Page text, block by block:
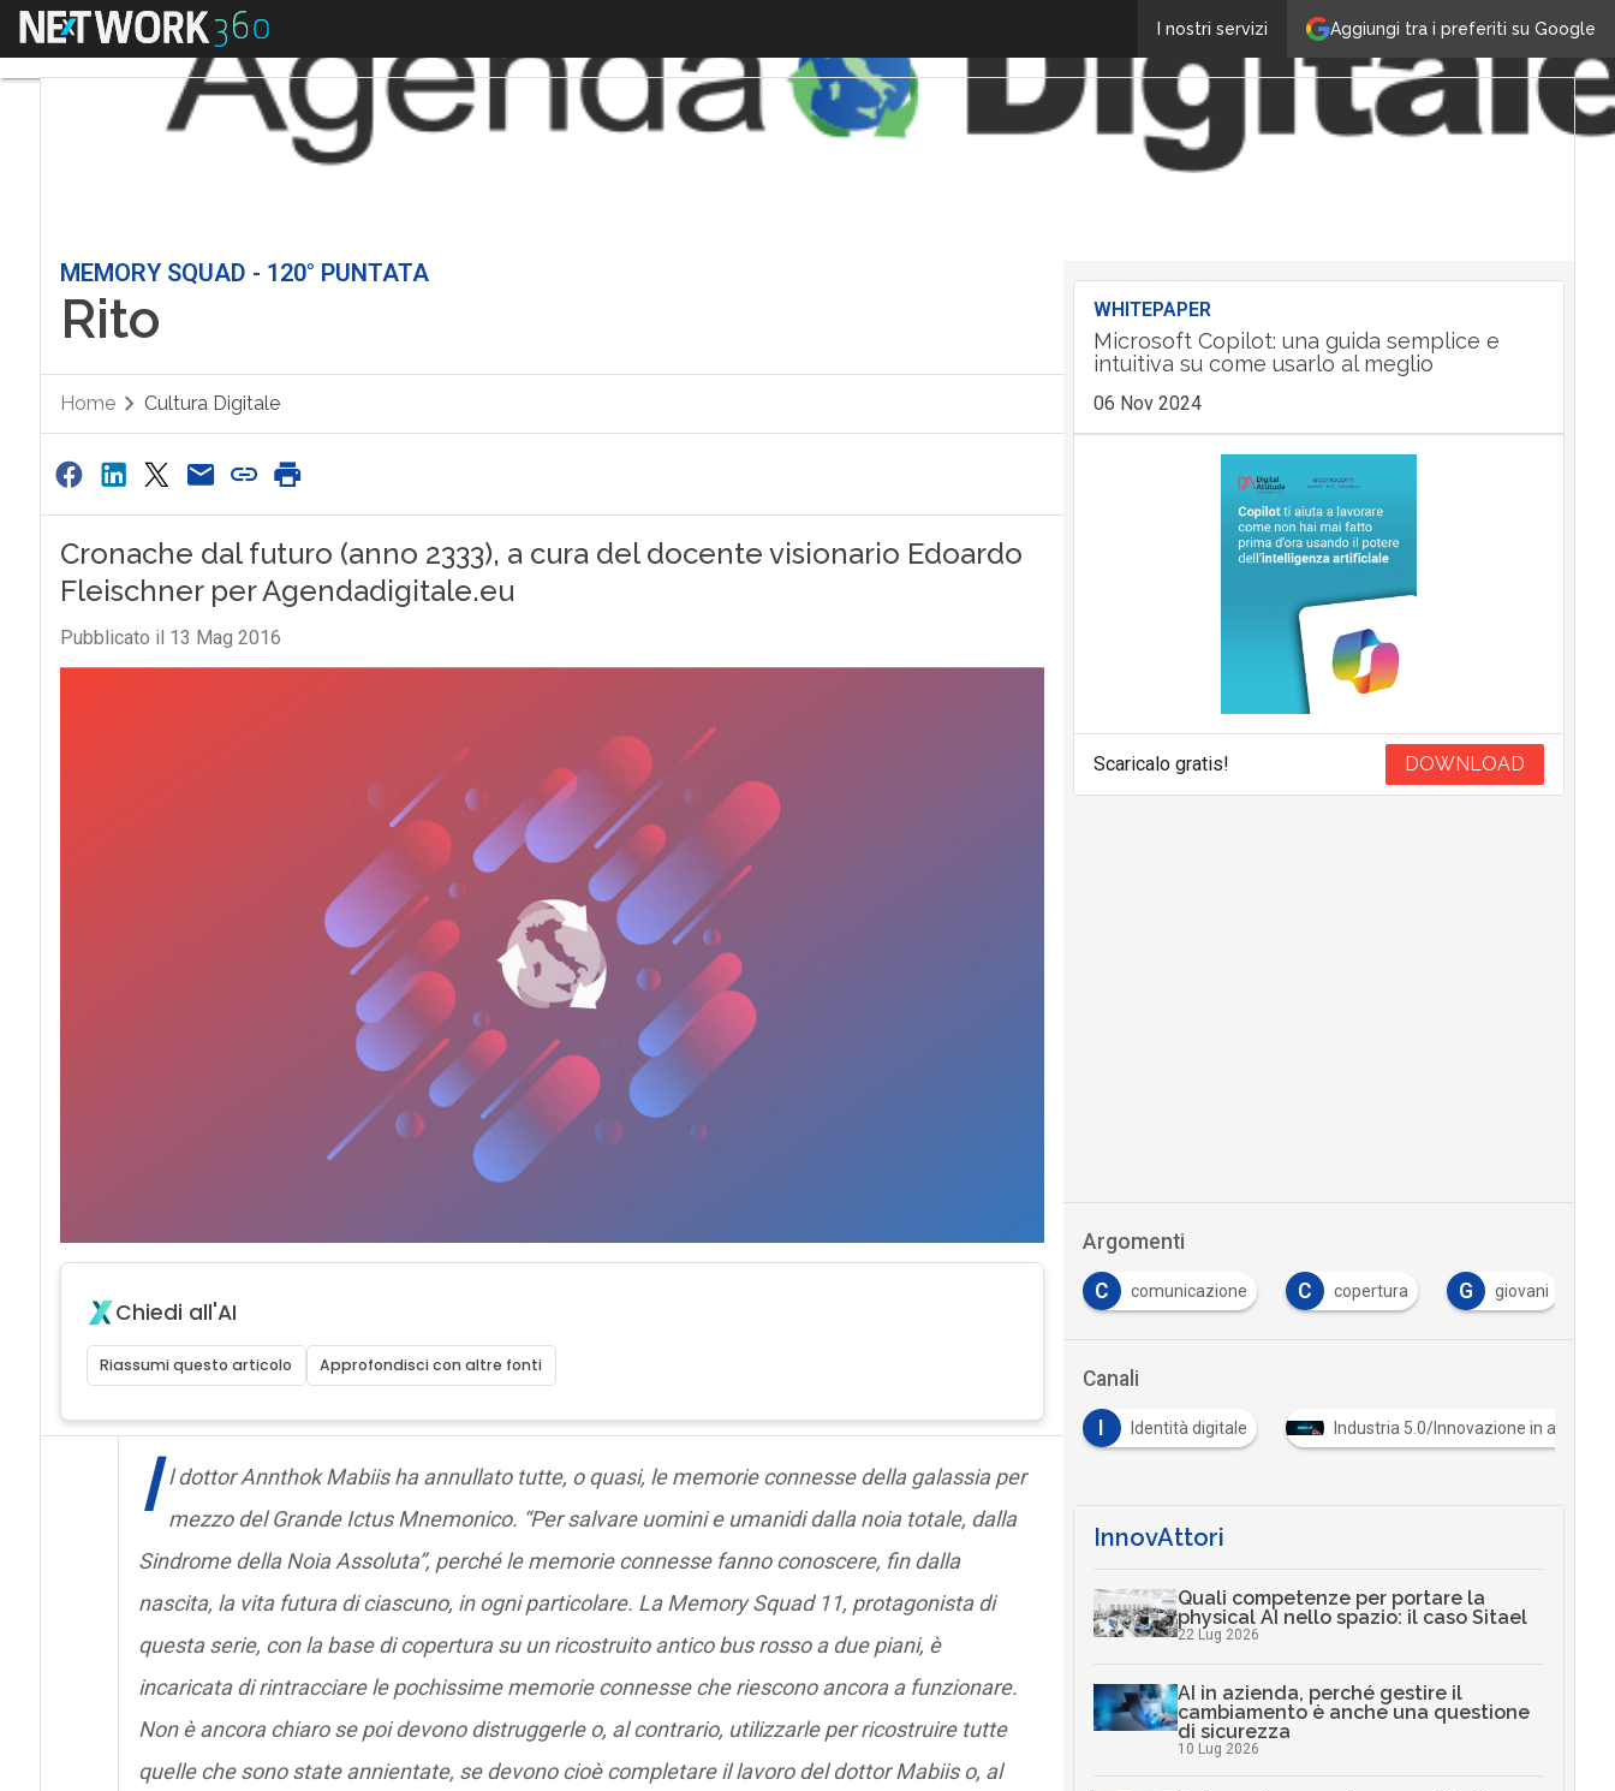
Aggiungi tra i preferiti su Google
I nostri servizi
Menu
MEMORY SQUAD - 120° PUNTATA
Rito
Home Cultura Digitale
Cronache dal futuro (anno 2333), a cura del docente visionario Edoardo
Fleischner per Agendadigitale.eu
Pubblicato il 13 Mag 2016
Chiedi all'AI
Riassumi questo articolo Approfondisci con altre fonti
I l dottor Annthok Mabiis ha annullato tutte, o quasi, le memorie connesse della galassia per
mezzo del Grande Ictus Mnemonico. “Per salvare uomini e umanidi dalla noia totale, dalla
Sindrome della Noia Assoluta”, perché le memorie connesse fanno conoscere, fin dalla
nascita, la vita futura di ciascuno, in ogni particolare. La Memory Squad 11, protagonista di
questa serie, con la base di copertura su un ricostruito antico bus rosso a due piani, è
incaricata di rintracciare le pochissime memorie connesse che riescono ancora a funzionare.
Non è ancora chiaro se poi devono distruggerle o, al contrario, utilizzarle per ricostruire tutte
quelle che sono state annientate, se devono cioè completare il lavoro del dottor Mabiis o, al
WHITEPAPER
Microsoft Copilot: una guida semplice e
intuitiva su come usarlo al meglio
06 Nov 2024
Scaricalo gratis! DOWNLOAD
Argomenti
C comunicazione C copertura G giovani
Canali
Cultura e società digitali Identità digitale Industria 5.0/Innovazione in azienda
InnovAttori
Quali competenze per portare la
physical AI nello spazio: il caso Sitael
22 Lug 2026
AI in azienda, perché gestire il
cambiamento è anche una questione
di sicurezza
10 Lug 2026